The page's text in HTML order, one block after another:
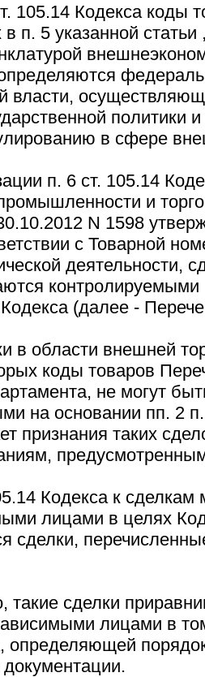
105.14 Кодекса коды
п. 5 указанной статьи
власти,
политики
в сфере
п. 6 ст. 105.14
и
N 1598
с Товарной
деятельности,
контролируемыми
(далее -
в области внешней
коды товаров
не могут
на основании пп. 2
признания таких
Кодекса к сделкам
лицами в целях
сделки,
такие сделки
лицами в
определяющей